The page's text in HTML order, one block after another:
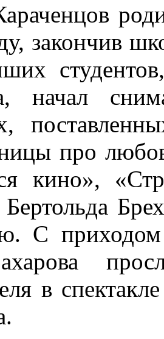
закончив
начал
про
кино»,
С
в